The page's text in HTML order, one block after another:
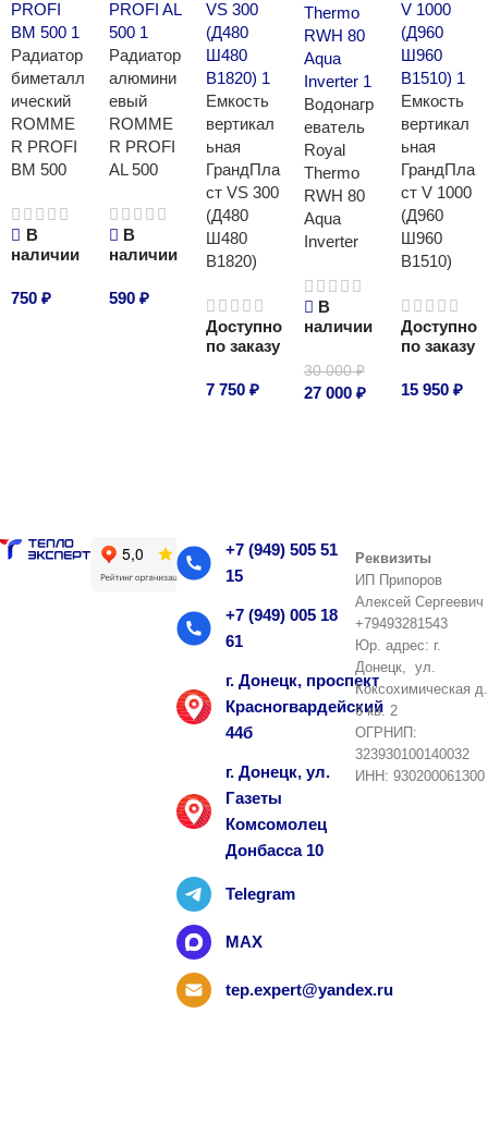
Радиатор
биметалл
ический
ROMME
R PROFI
BM 500
В
наличии
750 ₽
Радиатор
алюмини
евый
ROMME
R PROFI
AL 500
В
наличии
590 ₽
Емкость
вертикал
ьная
ГрандПла
ст VS 300
(Д480
Ш480
В1820)
Доступно
по заказу
7 750₽
Водонагр
еватель
Royal
Thermo
RWH 80
Aqua
Inverter
В
наличии
30 000₽
27 000 ₽
Емкость
вертикал
ьная
ГрандПла
ст V 1000
(Д960
Ш960
В1510)
Доступно
по заказу
15 950₽
+7 (949) 505 51
15
+7 (949) 005 18
61
г. Донецк, проспект
Красногвардейский
44б
г. Донецк, ул.
Газеты
Комсомолец
Донбасса 10
Telegram
MAX
tep.expert@yandex.ru
Реквизиты
ИП Припоров
Алексей Сергеевич
+79493281543
Юр. адрес: г.
Донецк, ул.
Коксохимическая д.
6 кв. 2
ОГРНИП:
323930100140032
ИНН: 930200061300